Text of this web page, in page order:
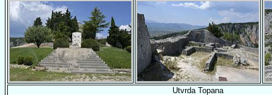
Utvrda Topana